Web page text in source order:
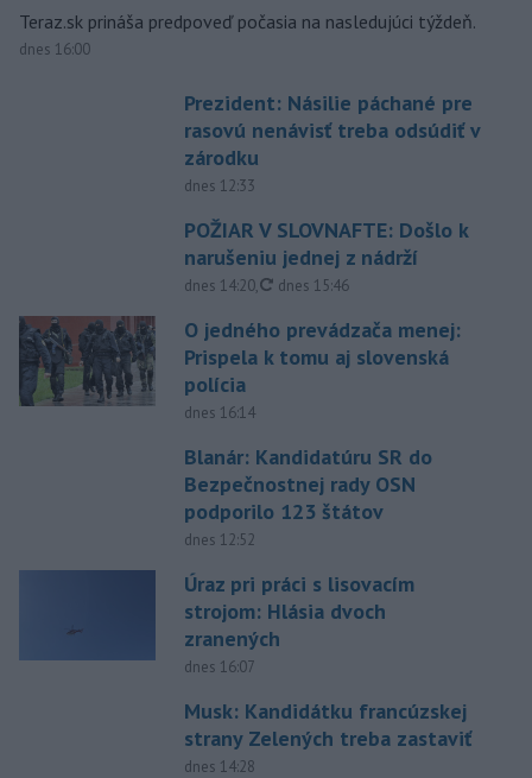
Teraz.sk prináša predpoveď počasia na nasledujúci týždeň.
dnes 16:00
Prezident: Násilie páchané pre
rasovú nenávisť treba odsúdiť v
zárodku
dnes 12:33
POŽIAR V SLOVNAFTE: Došlo k
narušeniu jednej z nádrží
dnes 14:20, aktualizované
dnes 15:46
O jedného prevádzača menej:
Prispela k tomu aj slovenská
polícia
dnes 16:14
Blanár: Kandidatúru SR do
Bezpečnostnej rady OSN
podporilo 123 štátov
dnes 12:52
Úraz pri práci s lisovacím
strojom: Hlásia dvoch
zranených
dnes 16:07
Musk: Kandidátku francúzskej
strany Zelených treba zastaviť
dnes 14:28